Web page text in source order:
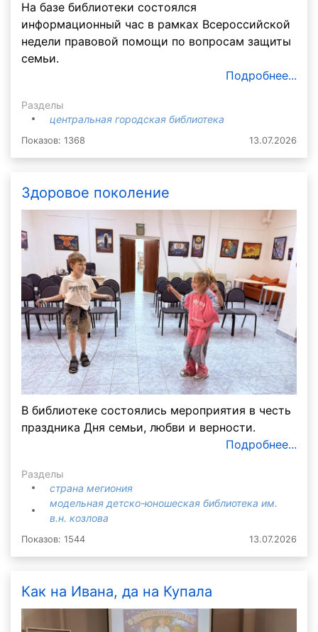
На базе библиотеки состоялся
информационный час в рамках Всероссийской
недели правовой помощи по вопросам защиты
семьи.
Подробнее...
Разделы
центральная городская библиотека
Показов: 1368 13.07.2026
Здоровое поколение
В библиотеке состоялись мероприятия в честь
праздника Дня семьи, любви и верности.
Подробнее...
Разделы
страна мегиония
модельная детско-юношеская библиотека им.
в.н. козлова
Показов: 1544 13.07.2026
Как на Ивана, да на Купала